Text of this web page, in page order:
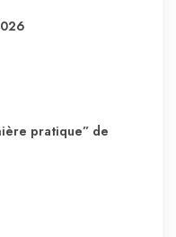
pratique” de